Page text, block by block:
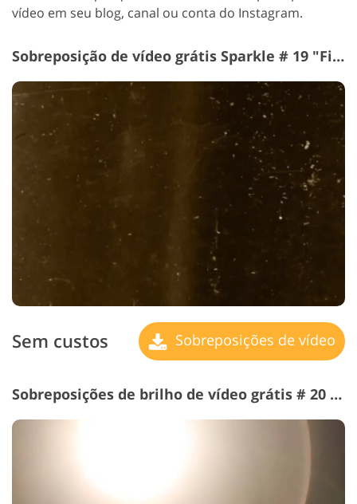
vídeo em seu blog, canal ou conta do Instagram.
Sobreposição de vídeo grátis Sparkle # 19 "Film"
Sem custos Sobreposições de vídeo
Sobreposições de brilho de vídeo grátis # 20 "Lens Flare"